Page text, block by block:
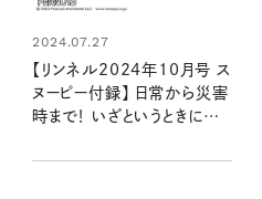
2024.07.27
【リンネル2024年10月号 ス
ヌーピー付録】 日常から災害
時まで！ いざというときに便
売リンネル2024年10月号